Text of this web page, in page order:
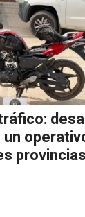
un
provincias